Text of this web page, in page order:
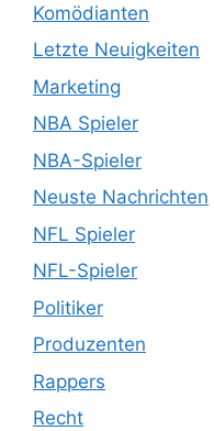
Komödianten
Letzte Neuigkeiten
Marketing
NBA Spieler
NBA-Spieler
Neuste Nachrichten
NFL Spieler
NFL-Spieler
Politiker
Produzenten
Rappers
Recht